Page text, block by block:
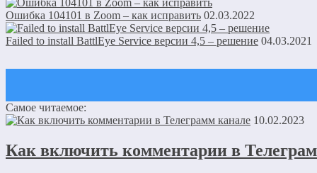
Ошибка 104101 в Zoom – как исправить 02.03.2022
Failed to install BattlEye Service версии 4,5 – решение 04.03.2021
Оставить комментарий
Ваш адрес email не будет опубликован.
Обязательные поля
Самое читаемое:
10.02.2023
Как включить комментарии в